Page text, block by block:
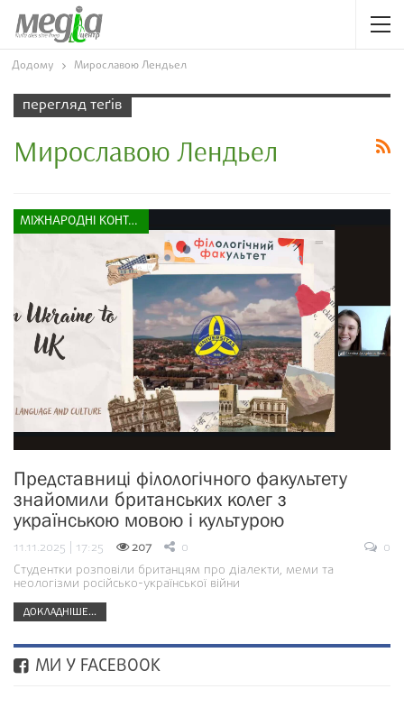
Додому Мирославою Лендьел
перегляд теґів
Мирославою Лендьел
МІЖНАРОДНІ КОНТАКТИ
Представниці філологічного факультету
знайомили британських колег з
українською мовою і культурою
11.11.2025 | 17:25 207 0
0
Студентки розповіли британцям про діалекти, меми та
неологізми російсько-української війни
ДОКЛАДНІШЕ...
МИ У FACEBOOK